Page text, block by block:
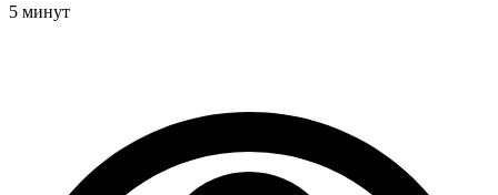
5 минут